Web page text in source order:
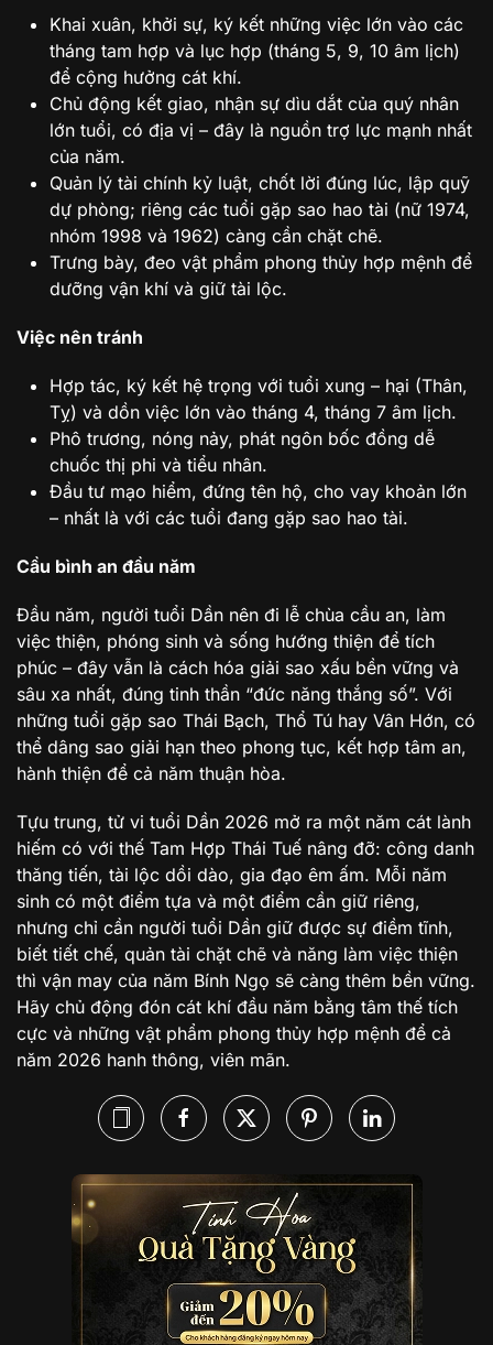
Khai xuân, khởi sự, ký kết những việc lớn vào các
tháng tam hợp và lục hợp (tháng 5, 9, 10 âm lịch)
để cộng hưởng cát khí.
Chủ động kết giao, nhận sự dìu dắt của quý nhân
lớn tuổi, có địa vị – đây là nguồn trợ lực mạnh nhất
của năm.
Quản lý tài chính kỷ luật, chốt lời đúng lúc, lập quỹ
dự phòng; riêng các tuổi gặp sao hao tài (nữ 1974,
nhóm 1998 và 1962) càng cần chặt chẽ.
Trưng bày, đeo vật phẩm phong thủy hợp mệnh để
dưỡng vận khí và giữ tài lộc.
Việc nên tránh
Hợp tác, ký kết hệ trọng với tuổi xung – hại (Thân,
Tỵ) và dồn việc lớn vào tháng 4, tháng 7 âm lịch.
Phô trương, nóng nảy, phát ngôn bốc đồng dễ
chuốc thị phi và tiểu nhân.
Đầu tư mạo hiểm, đứng tên hộ, cho vay khoản lớn
– nhất là với các tuổi đang gặp sao hao tài.
Cầu bình an đầu năm
Đầu năm, người tuổi Dần nên đi lễ chùa cầu an, làm
việc thiện, phóng sinh và sống hướng thiện để tích
phúc – đây vẫn là cách hóa giải sao xấu bền vững và
sâu xa nhất, đúng tinh thần “đức năng thắng số”. Với
những tuổi gặp sao Thái Bạch, Thổ Tú hay Vân Hớn, có
thể dâng sao giải hạn theo phong tục, kết hợp tâm an,
hành thiện để cả năm thuận hòa.
Tựu trung, tử vi tuổi Dần 2026 mở ra một năm cát lành
hiếm có với thế Tam Hợp Thái Tuế nâng đỡ: công danh
thăng tiến, tài lộc dồi dào, gia đạo êm ấm. Mỗi năm
sinh có một điểm tựa và một điểm cần giữ riêng,
nhưng chỉ cần người tuổi Dần giữ được sự điềm tĩnh,
biết tiết chế, quản tài chặt chẽ và năng làm việc thiện
thì vận may của năm Bính Ngọ sẽ càng thêm bền vững.
Hãy chủ động đón cát khí đầu năm bằng tâm thế tích
cực và những vật phẩm phong thủy hợp mệnh để cả
năm 2026 hanh thông, viên mãn.